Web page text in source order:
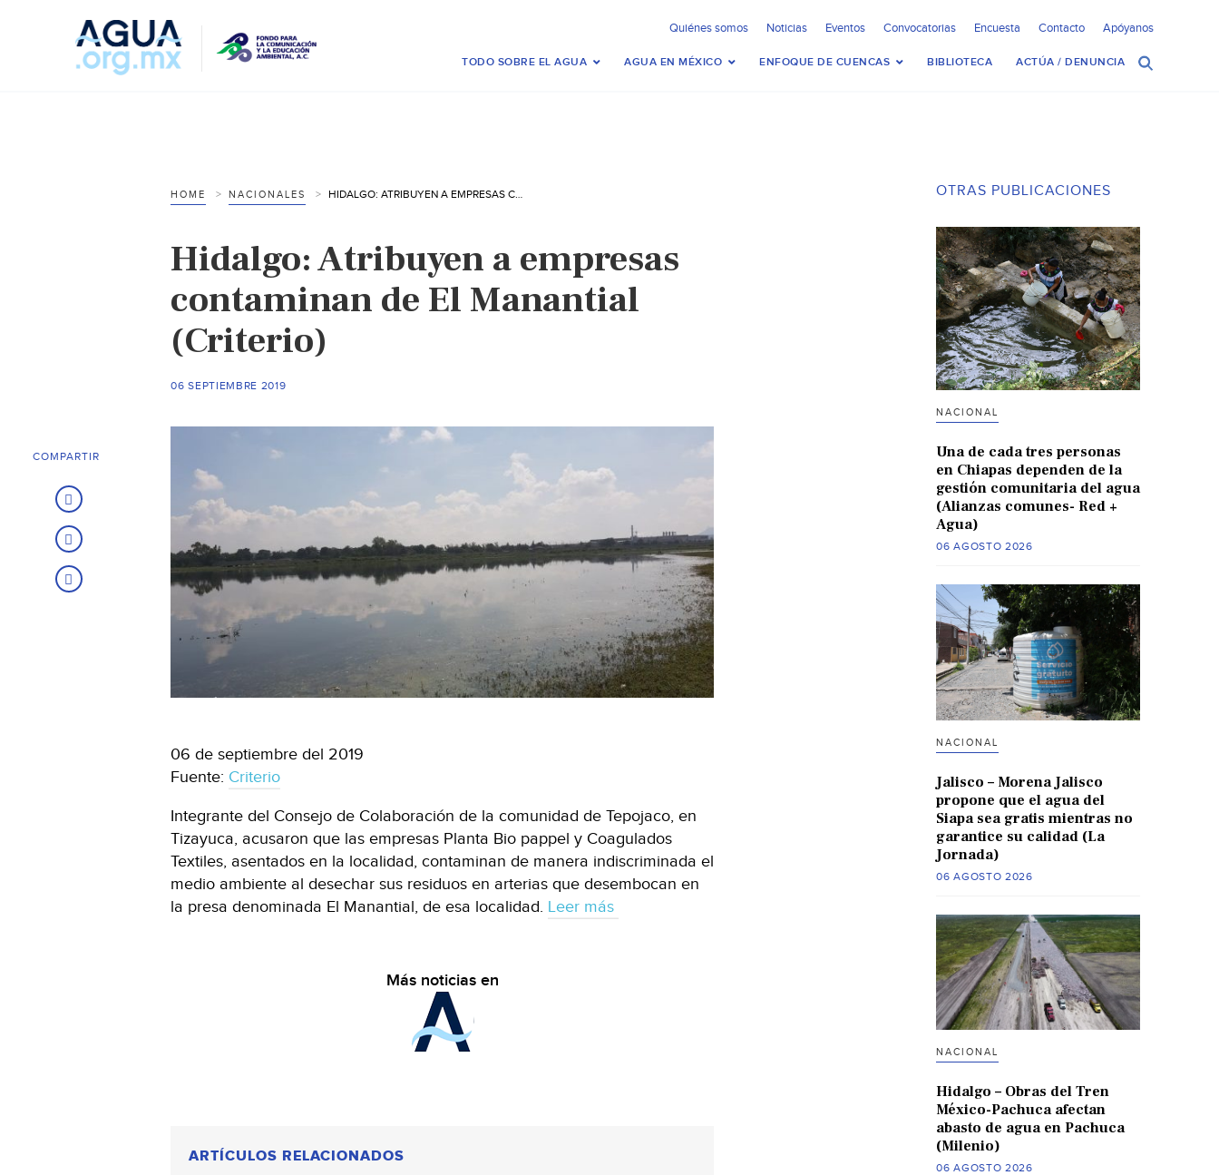
Quiénes somos Noticias Eventos Convocatorias Encuesta Contacto Apóyanos
TODO SOBRE EL AGUA AGUA EN MÉXICO ENFOQUE DE CUENCAS BIBLIOTECA ACTÚA / DENUNCIA
HOME NACIONALES HIDALGO: ATRIBUYEN A EMPRESAS CONTAMINAN DE EL MANANTIAL (CRITERIO)
Hidalgo: Atribuyen a empresas
contaminan de El Manantial
(Criterio)
06 SEPTIEMBRE 2019
06 de septiembre del 2019
Fuente: Criterio
Integrante del Consejo de Colaboración de la comunidad de Tepojaco, en
Tizayuca, acusaron que las empresas Planta Bio pappel y Coagulados
Textiles, asentados en la localidad, contaminan de manera indiscriminada el
medio ambiente al desechar sus residuos en arterias que desembocan en
la presa denominada El Manantial, de esa localidad. Leer más
Más noticias en
ARTÍCULOS RELACIONADOS
COMPARTIR
OTRAS PUBLICACIONES
NACIONAL
Una de cada tres personas
en Chiapas dependen de la
gestión comunitaria del agua
(Alianzas comunes- Red +
Agua)
06 AGOSTO 2026
NACIONAL
Jalisco – Morena Jalisco
propone que el agua del
Siapa sea gratis mientras no
garantice su calidad (La
Jornada)
06 AGOSTO 2026
NACIONAL
Hidalgo – Obras del Tren
México-Pachuca afectan
abasto de agua en Pachuca
(Milenio)
06 AGOSTO 2026